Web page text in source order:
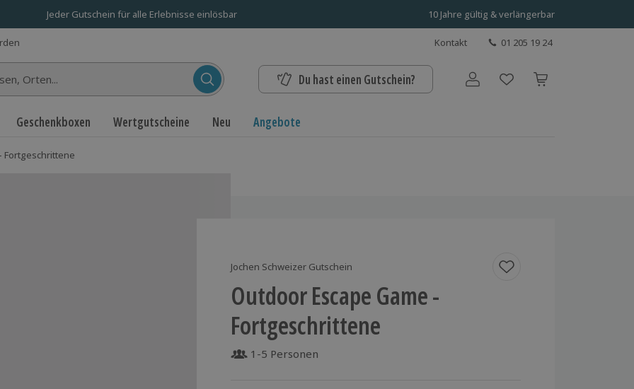
Jeder Gutschein für alle Erlebnisse einlösbar 10 Jahre gültig & verlängerbar
Kontakt 01 205 19 24
Du hast einen Gutschein? Benutzerkonto
Geschenkboxen Wertgutscheine Neu Angebote
Fortgeschrittene
Jochen Schweizer Gutschein
Outdoor Escape Game -
Fortgeschrittene
1-5 Personen